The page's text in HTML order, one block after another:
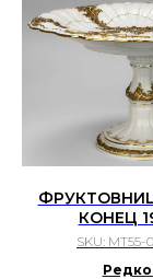
КОНЕЦ
SKU: МТ55-